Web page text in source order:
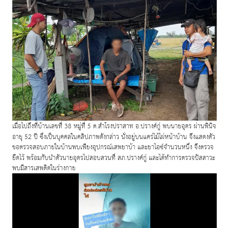
เมื่อไปถึงที่บ้านเลขที่ 38 หมู่ที่ 5 ต.สำโรงปราสาท อ.ปรางค์กู่ พบนายอุดร ผ่านพินิจ
อายุ 52 ปี ซึ่งเป็นบุคคลในคลิปภาพดังกล่าว นั่งอยู่บนแคร่ไม้ไผ่หน้าบ้าน จึงแสดงตัว
ขอตรวจสอบภายในบ้านพบเพียงอุปกรณ์เสพยาบ้า และยาไอซ์จำนวนหนึ่ง จึงตรวจ
ยึดไว้ พร้อมกับนำตัวนายอุดรไปสอบสวนที่ สภ.ปรางค์กู่ และได้ทำการตรวจปัสสาวะ
พบมีสารเสพติดในร่างกาย